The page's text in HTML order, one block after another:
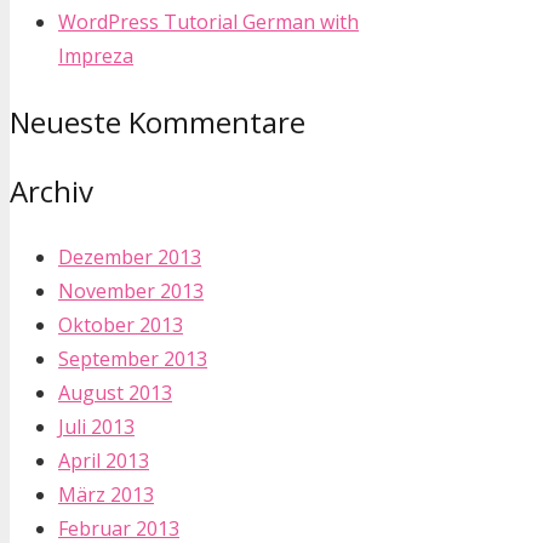
WordPress Tutorial German with
Impreza
Neueste Kommentare
Archiv
Dezember 2013
November 2013
Oktober 2013
September 2013
August 2013
Juli 2013
April 2013
März 2013
Februar 2013